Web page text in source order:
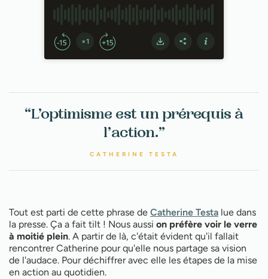
“L’optimisme est un prérequis à
l’action.”
CATHERINE TESTA
Tout est parti de cette phrase de Catherine Testa lue dans
la presse. Ça a fait tilt ! Nous aussi on préfère voir le verre
à moitié plein. A partir de là, c'était évident qu'il fallait
rencontrer Catherine pour qu'elle nous partage sa vision
de l'audace. Pour déchiffrer avec elle les étapes de la mise
en action au quotidien.